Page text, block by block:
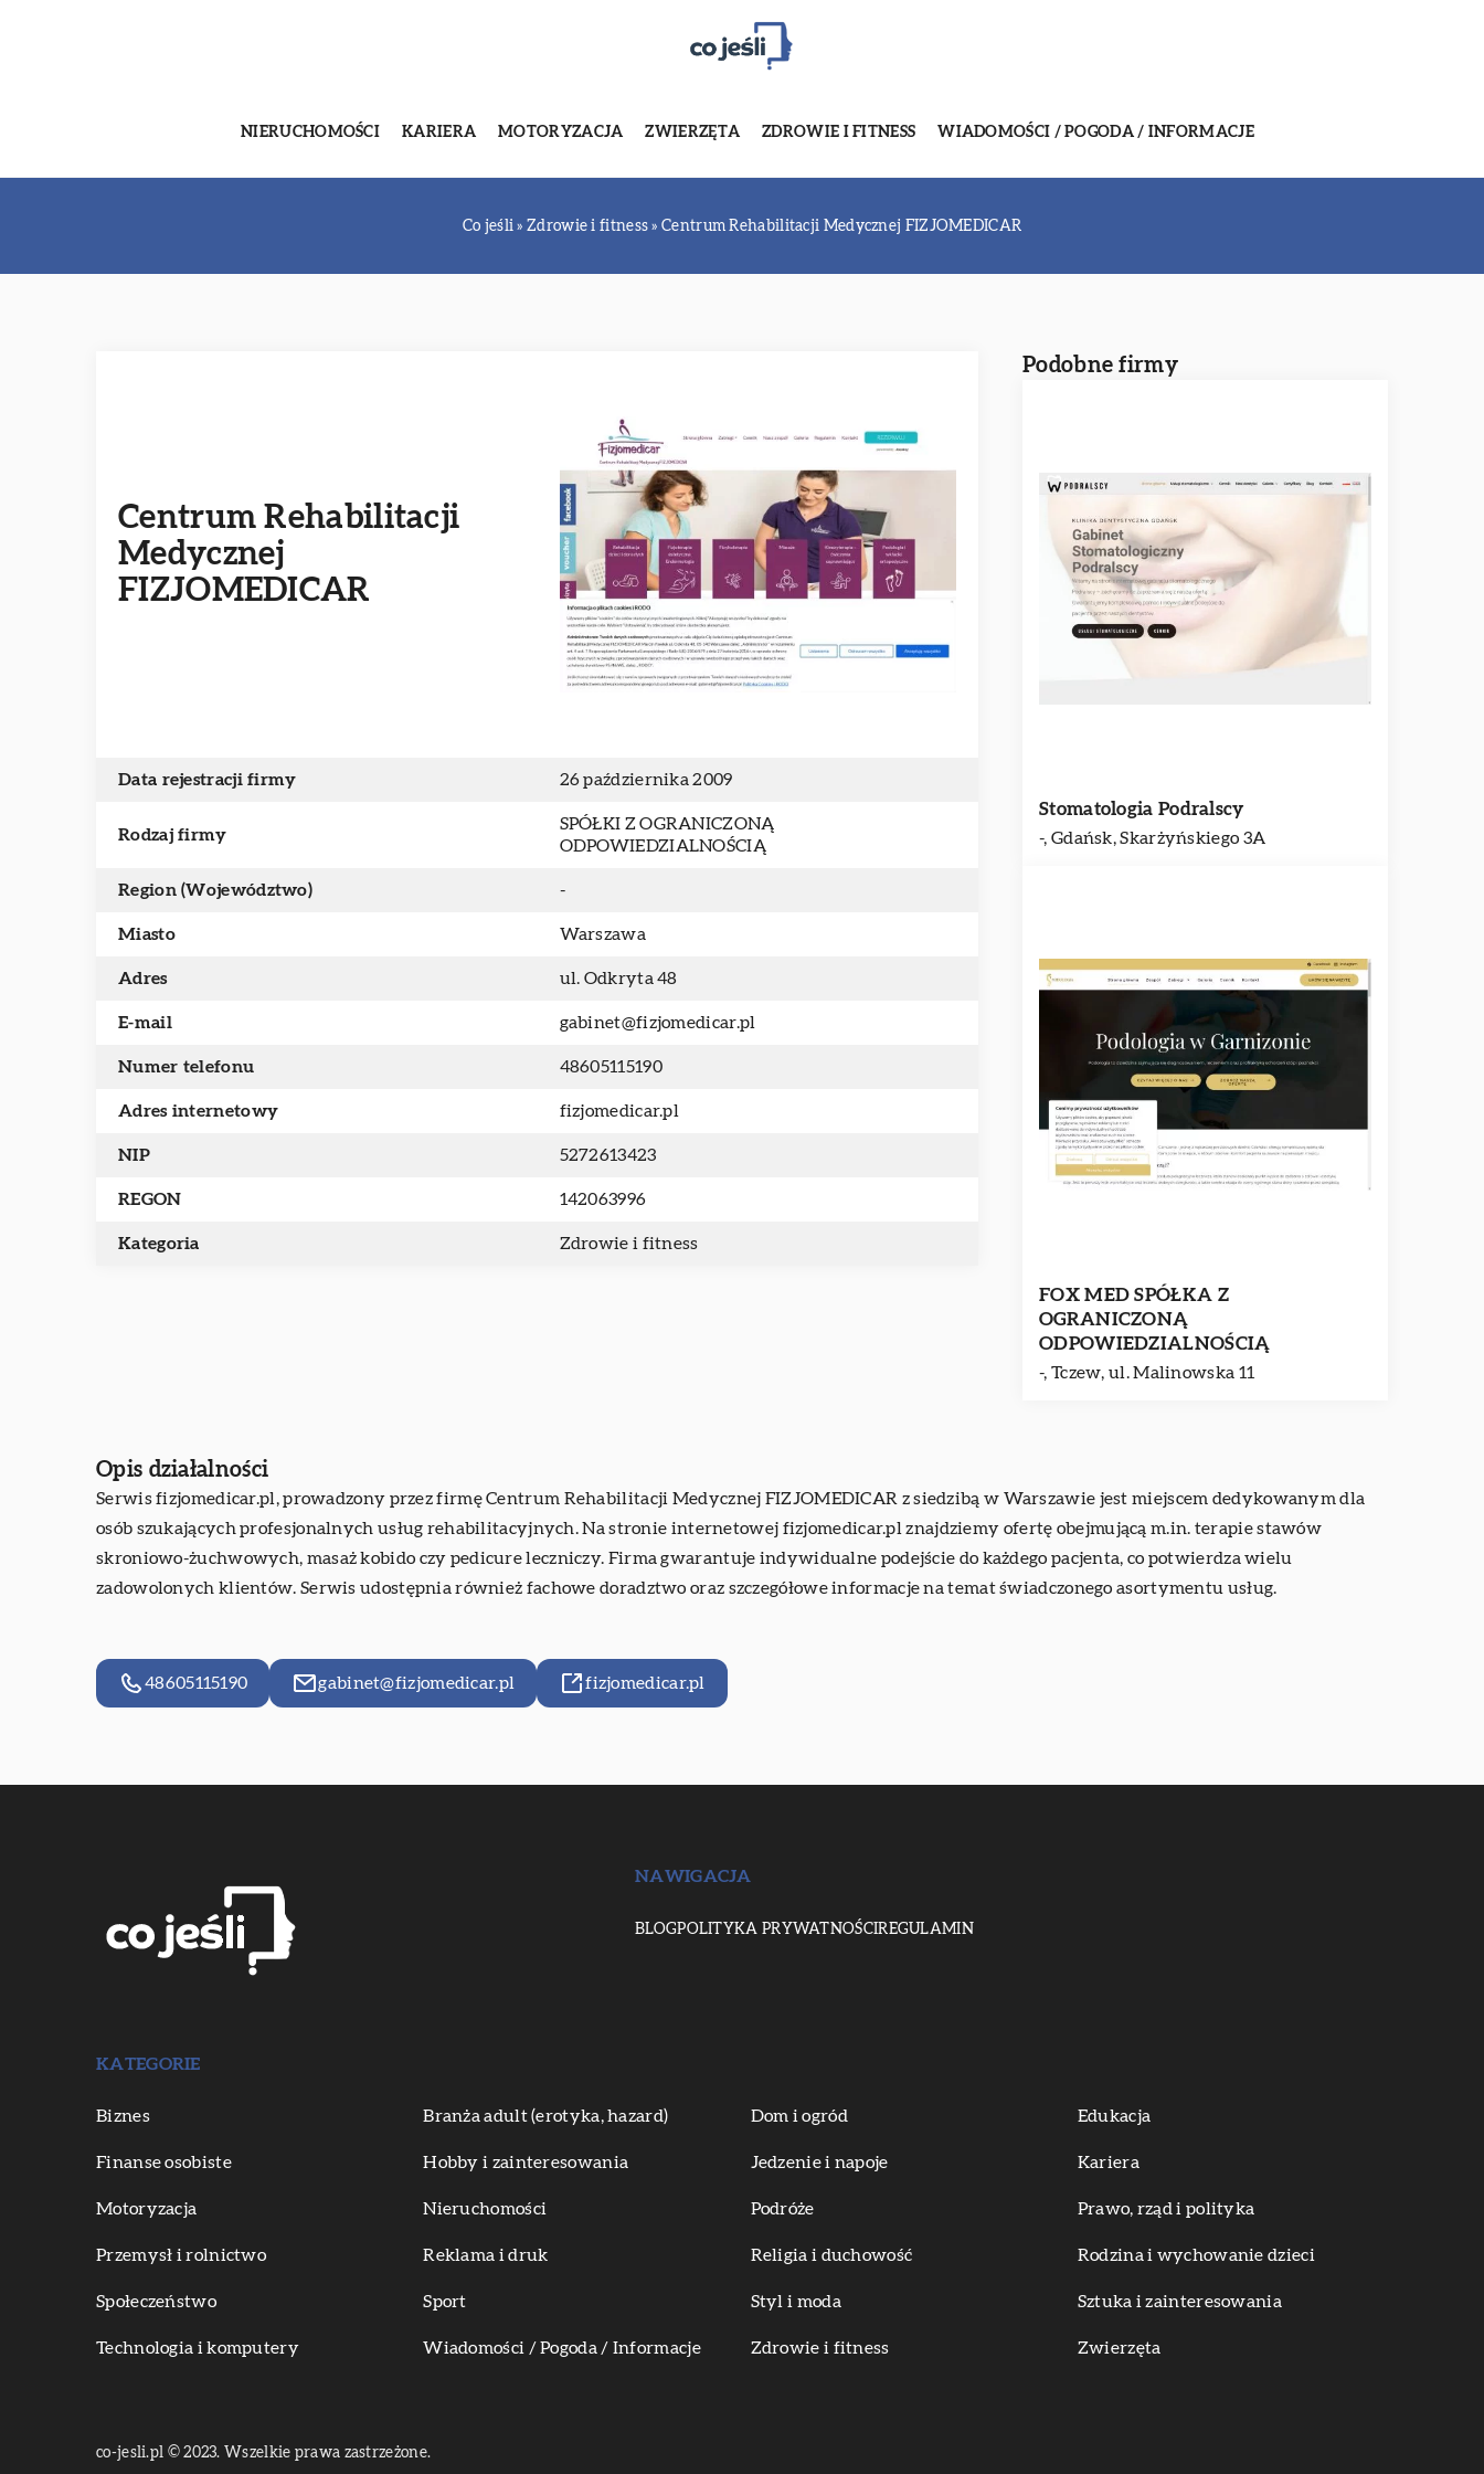
NIERUCHOMOŚCI KARIERA MOTORYZACJA ZWIERZĘTA ZDROWIE I FITNESS WIADOMOŚCI / POGODA / INFORMACJE
Co jeśli »Zdrowie i fitness »Centrum Rehabilitacji Medycznej FIZJOMEDICAR
Centrum Rehabilitacji
Medycznej
FIZJOMEDICAR
Data rejestracji firmy 26 października 2009
Rodzaj firmy
SPÓŁKI Z OGRANICZONĄ
ODPOWIEDZIALNOŚCIĄ
Region (Województwo) -
Miasto Warszawa
Adres ul. Odkryta 48
E-mail gabinet@fizjomedicar.pl
Numer telefonu 48605115190
Adres internetowy fizjomedicar.pl
NIP 5272613423
REGON 142063996
Kategoria Zdrowie i fitness
Podobne firmy
Stomatologia Podralscy
-, Gdańsk, Skarżyńskiego 3A
FOX MED SPÓŁKA Z
OGRANICZONĄ
ODPOWIEDZIALNOŚCIĄ
-, Tczew, ul. Malinowska 11
Opis działalności
Serwisfizjomedicar.pl , prowadzony przez firmę Centrum Rehabilitacji Medycznej FIZJOMEDICAR z siedzibą w Warszawie jest miejscem dedykowanym dla
osób szukających profesjonalnych usług rehabilitacyjnych. Na stronie internetowej fizjomedicar.pl znajdziemy ofertę obejmującą m.in. terapie stawów
skroniowo-żuchwowych, masaż kobido czy pedicure leczniczy. Firma gwarantuje indywidualne podejście do każdego pacjenta, co potwierdza wielu
zadowolonych klientów. Serwis udostępnia również fachowe doradztwo oraz szczegółowe informacje na temat świadczonego asortymentu usług.
48605115190 gabinet@fizjomedicar.pl fizjomedicar.pl
NAWIGACJA
BLOGPOLITYKA PRYWATNOŚCIREGULAMIN
KATEGORIE
Biznes Branża adult (erotyka, hazard) Dom i ogród Edukacja
Finanse osobiste Hobby i zainteresowania Jedzenie i napoje Kariera
Motoryzacja Nieruchomości Podróże Prawo, rząd i polityka
Przemysł i rolnictwo Reklama i druk Religia i duchowość Rodzina i wychowanie dzieci
Społeczeństwo Sport Styl i moda Sztuka i zainteresowania
Technologia i komputery Wiadomości / Pogoda / Informacje Zdrowie i fitness Zwierzęta
co-jesli.pl © 2023. Wszelkie prawa zastrzeżone.